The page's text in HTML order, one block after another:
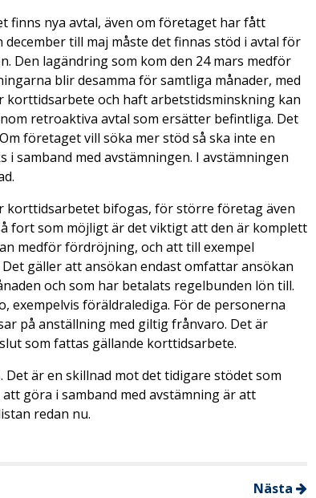
nya avtal, även om företaget har fått
till maj måste det finnas stöd i avtal för
Den lagändring som kom den 24 mars medför
blir desamma för samtliga månader, med
korttidsarbete och haft arbetstidsminskning kan
retroaktiva avtal som ersätter befintliga. Det
företaget vill söka mer stöd så ska inte en
samband med avstämningen. I avstämningen
korttidsarbetet bifogas, för större företag även
fort som möjligt är det viktigt att den är komplett
medför fördröjning, och att till exempel
gäller att ansökan endast omfattar ansökan
och som har betalats regelbunden lön till.
exempelvis föräldralediga. För de personerna
på anställning med giltig frånvaro. Det är
som fattas gällande korttidsarbete.
är en skillnad mot det tidigare stödet som
göra i samband med avstämning är att
redan nu.
Nästa